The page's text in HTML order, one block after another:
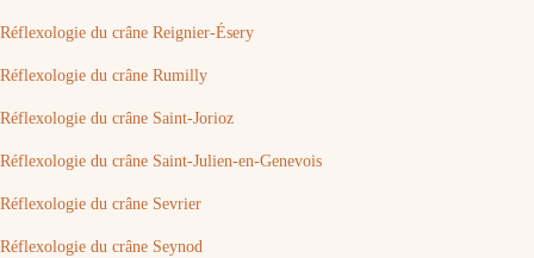
Réflexologie du crâne Reignier-Ésery
Réflexologie du crâne Rumilly
Réflexologie du crâne Saint-Jorioz
Réflexologie du crâne Saint-Julien-en-Genevois
Réflexologie du crâne Sevrier
Réflexologie du crâne Seynod